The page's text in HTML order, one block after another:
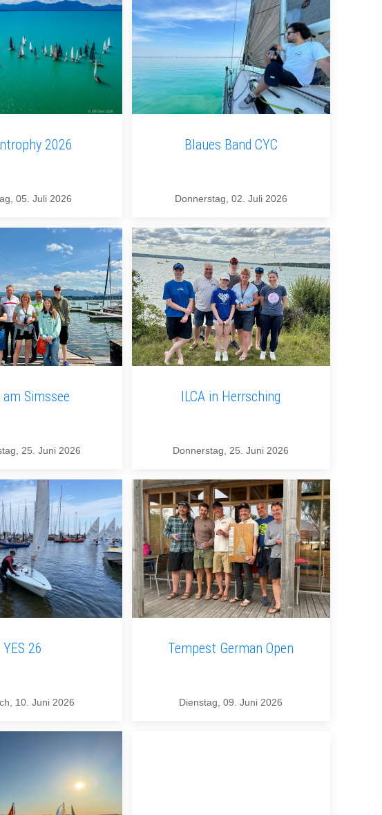
2026
05. Juli 2026
Blaues Band CYC
Donnerstag, 02. Juli 2026
am Simssee
25. Juni 2026
ILCA in Herrsching
Donnerstag, 25. Juni 2026
YES 26
10. Juni 2026
Tempest German Open
Dienstag, 09. Juni 2026